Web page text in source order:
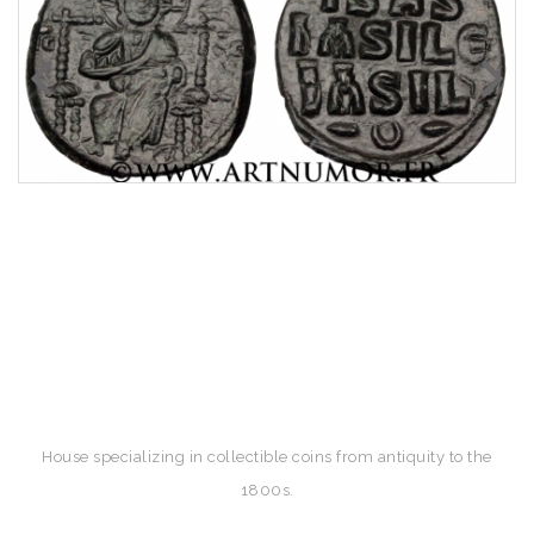
House specializing in collectible coins from antiquity to the
1800s.